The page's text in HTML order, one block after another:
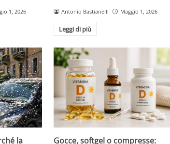
1, 2026 Antonio Bastianelli Maggio 1, 2026
Leggi di più
la Gocce, softgel o compresse: